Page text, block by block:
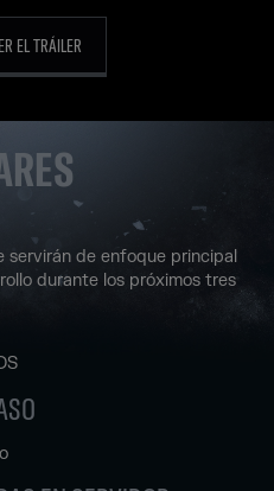
EL TRÁILER
servirán de enfoque principal
durante los próximos tres